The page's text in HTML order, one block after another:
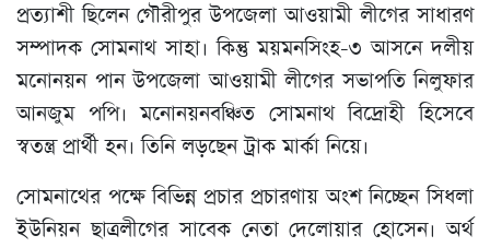
প্রত্যাশী ছিলেন গৌরীপুর উপজেলা আওয়ামী লীগের সাধারণ
সম্পাদক সোমনাথ সাহা। কিন্তু ময়মনসিংহ-৩ আসনে দলীয়
মনোনয়ন পান উপজেলা আওয়ামী লীগের সভাপতি নিলুফার
আনজুম পপি। মনোনয়নবঞ্চিত সোমনাথ বিদ্রোহী হিসেবে
স্বতন্ত্র প্রার্থী হন। তিনি লড়ছেন ট্রাক মার্কা নিয়ে।
সোমনাথের পক্ষে বিভিন্ন প্রচার প্রচারণায় অংশ নিচ্ছেন সিধলা
ইউনিয়ন ছাত্রলীগের সাবেক নেতা দেলোয়ার হোসেন। অর্থ